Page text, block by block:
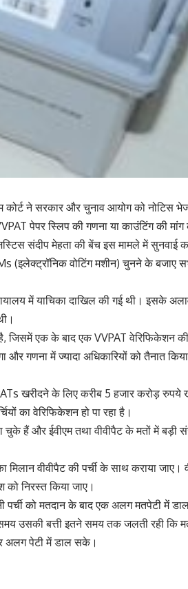
ने सरकार और चुनाव आयोग को नोटिस
पेपर स्लिप की गणना या काउंटिंग की मांग
संदीप मेहता की बेंच इस मामले में सुनवाई
(इलेक्ट्रॉनिक वोटिंग मशीन) चुनने के बजाए
में याचिका दाखिल की गई थी। इसके
है, जिसमें एक के बाद एक VVPAT वेरिफिकेशन
गणना में ज्यादा अधिकारियों को तैनात
खरीदने के लिए करीब 5 हजार करोड़ रुपये
का वेरिफिकेशन हो पा रहा है।
हैं और ईवीएम तथा वीवीपैट के मतों में बड़ी
वीवीपैट की पर्ची के साथ कराया जाए।
को निरस्त किया जाए।
पर्ची को मतदान के बाद एक अलग मतपेटी में
उसकी बत्ती इतने समय तक जलती रही कि
अलग पेटी में डाल सके।